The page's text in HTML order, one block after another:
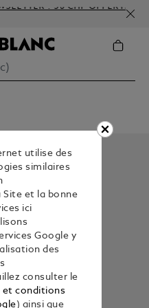
: 50 CHF OFFERTS
utilise des
similaires
et la bonne
ici
Google y
des
consulter le
et conditions
) ainsi que